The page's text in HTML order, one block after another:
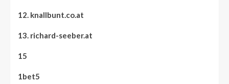
12. knallbunt.co.at
13. richard-seeber.at
15
1bet5